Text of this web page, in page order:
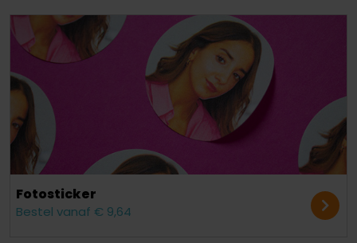
Fotosticker
Bestel vanaf € 9,64